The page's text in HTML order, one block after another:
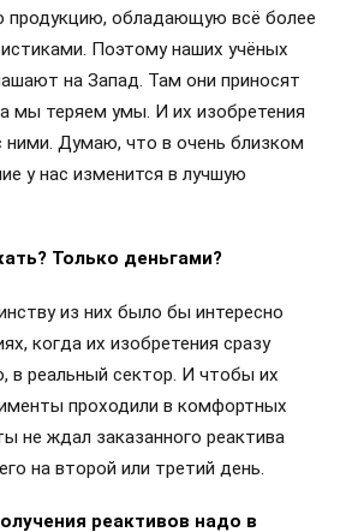
продукцию, обладающую всё более
Поэтому наших учёных
на Запад. Там они приносят
мы теряем умы. И их изобретения
Думаю, что в очень близком
у нас изменится в лучшую
Только деньгами?
из них было бы интересно
когда их изобретения сразу
в реальный сектор. И чтобы их
проходили в комфортных
не ждал заказанного реактива
на второй или третий день.
реактивов надо в